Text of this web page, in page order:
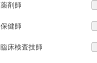
薬剤師
保健師
臨床検査技師